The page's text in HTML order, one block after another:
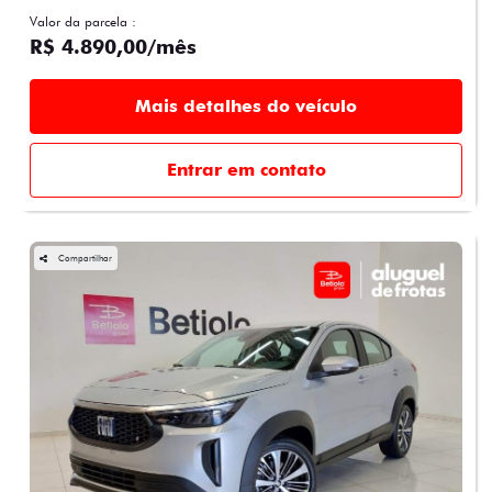
Valor da parcela :
R$ 4.890,00/mês
Mais detalhes do veículo
Entrar em contato
Compartilhar